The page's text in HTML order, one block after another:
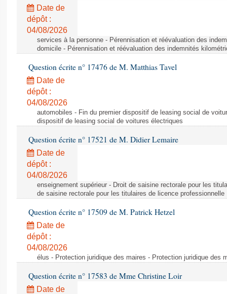
Date de
dépôt :
04/08/2026
services à la personne - Pérennisation et réévaluation des
domicile - Pérennisation et réévaluation des indemnités
Question écrite n° 17476 de M. Matthias Tavel
Date de
dépôt :
04/08/2026
automobiles - Fin du premier dispositif de leasing social de
dispositif de leasing social de voitures électriques
Question écrite n° 17521 de M. Didier Lemaire
Date de
dépôt :
04/08/2026
enseignement supérieur - Droit de saisine rectorale pour les
de saisine rectorale pour les titulaires de licence professionnelle
Question écrite n° 17509 de M. Patrick Hetzel
Date de
dépôt :
04/08/2026
élus - Protection juridique des maires - Protection juridique des
Question écrite n° 17583 de Mme Christine Loir
Date de